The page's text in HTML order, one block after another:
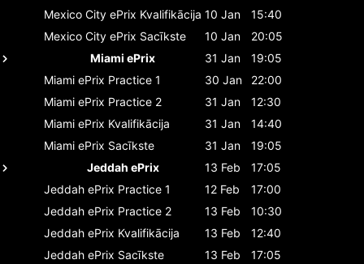
Mexico City ePrix Kvalifikācija 10 Jan
15:40
Mexico City ePrix Sacīkste 10 Jan
20:05
Miami ePrix
31 Jan
19:05
Miami ePrix Practice 1 30 Jan
22:00
Miami ePrix Practice 2 31 Jan
12:30
Miami ePrix Kvalifikācija 31 Jan
14:40
Miami ePrix Sacīkste 31 Jan
19:05
Jeddah ePrix
13 Feb
17:05
Jeddah ePrix Practice 1 12 Feb
17:00
Jeddah ePrix Practice 2 13 Feb
10:30
Jeddah ePrix Kvalifikācija 13 Feb
12:40
Jeddah ePrix Sacīkste 13 Feb
17:05